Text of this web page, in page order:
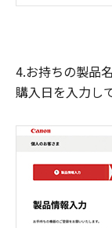
4.お持ちの製品
購入日を入力し